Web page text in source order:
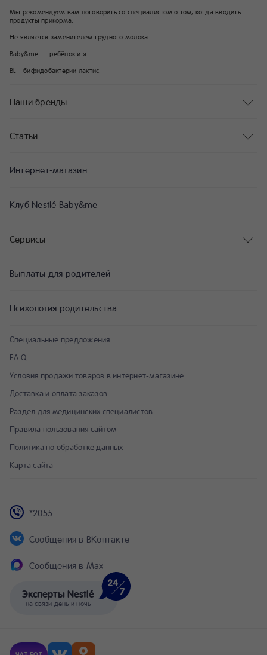
NESTLÉ®Молочная пшеничная каша
Мы рекомендуем вам поговорить со специалистом о том, когда вводить
продукты прикорма.
Не является заменителем грудного молока.
Baby&me — ребёнок и я.
BL – бифидобактерии лактис.
Наши бренды
Статьи
Специальные предложения
F.A.Q
Условия продажи товаров в интернет-магазине
Доставка и оплата заказов
Раздел для медицинских специалистов
Правила пользования сайтом
Политика по обработке данных
Карта сайта
Эксперты Nestlé
на связи день и ночь
*2055
Сообщения в ВКонтакте
Сообщения в Max
Интернет-магазин
Клуб Nestlé Baby&me
Сервисы
Выплаты для родителей
Психология родительства